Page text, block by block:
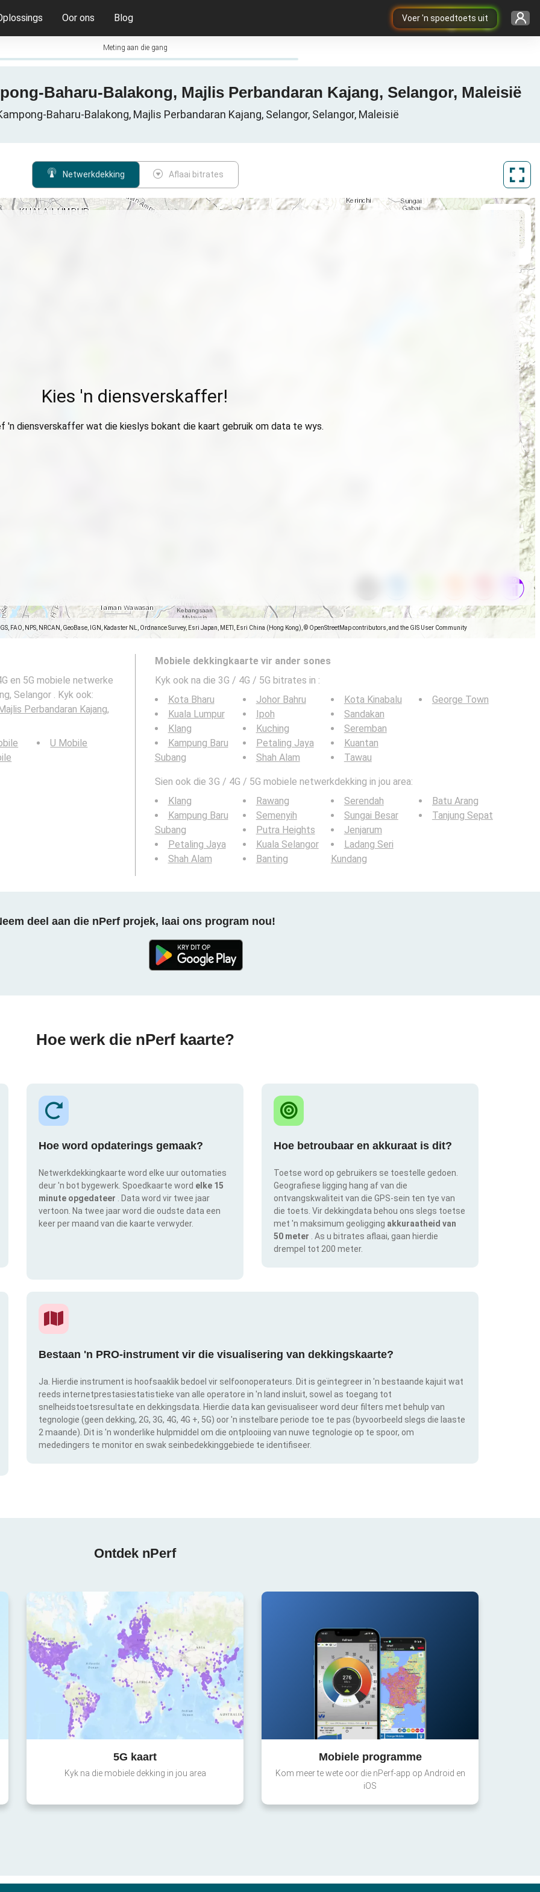
Voer 'n spoedtoets uit
Oor ons Blog
Meting aan die gang
Baharu-Balakong, Majlis Perbandaran Kajang, Selangor, Maleisië
Baharu-Balakong, Majlis Perbandaran Kajang, Selangor, Selangor, Maleisië
Netwerkdekking Aflaai bitrates
FAO, NPS, NRCAN, GeoBase, IGN, Kadaster NL, Ordnance Survey, Esri Japan, METI, Esri China (Hong Kong), © OpenStreetMap contributors, and the GIS User Community
Kies 'n diensverskaffer!
'n diensverskaffer wat die kieslys bokant die kaart gebruik om data te wys.
en 5G mobiele netwerke
Selangor . Kyk ook:
Perbandaran Kajang,
U Mobile
Mobiele dekkingkaarte vir ander sones
Kyk ook na die 3G / 4G / 5G bitrates in :
Kota Bharu
Kuala Lumpur
Klang
Kampung Baru
Subang
Johor Bahru
Ipoh
Kuching
Petaling Jaya
Shah Alam
Kota Kinabalu
Sandakan
Seremban
Kuantan
Tawau
George Town
Sien ook die 3G / 4G / 5G mobiele netwerkdekking in jou area:
Klang
Kampung Baru
Subang
Petaling Jaya
Shah Alam
Rawang
Semenyih
Putra Heights
Kuala Selangor
Banting
Serendah
Sungai Besar
Jenjarum
Ladang Seri
Kundang
Batu Arang
Tanjung Sepat
deel aan die nPerf projek, laai ons program nou!
Hoe werk die nPerf kaarte?
Hoe word opdaterings gemaak?
Netwerkdekkingkaarte word elke uur outomaties
deur 'n bot bygewerk. Spoedkaarte word elke 15
minute opgedateer
. Data word vir twee jaar
vertoon. Na twee jaar word die oudste data een
keer per maand van die kaarte verwyder.
Hoe betroubaar en akkuraat is dit?
Toetse word op gebruikers se toestelle gedoen.
Geografiese ligging hang af van die
ontvangskwaliteit van die GPS-sein ten tye van
die toets. Vir dekkingdata behou ons slegs toetse
met 'n maksimum geoligging akkuraatheid van
50 meter
. As u bitrates aflaai, gaan hierdie
drempel tot 200 meter.
Bestaan 'n PRO-instrument vir die visualisering van dekkingskaarte?
Ja. Hierdie instrument is hoofsaaklik bedoel vir selfoonoperateurs. Dit is geïntegreer in 'n bestaande kajuit wat
reeds internetprestasiestatistieke van alle operatore in 'n land insluit, sowel as toegang tot
snelheidstoetsresultate en dekkingsdata. Hierdie data kan gevisualiseer word deur filters met behulp van
tegnologie (geen dekking, 2G, 3G, 4G, 4G +, 5G) oor 'n instelbare periode toe te pas (byvoorbeeld slegs die laaste
2 maande). Dit is 'n wonderlike hulpmiddel om die ontplooiing van nuwe tegnologie op te spoor, om
mededingers te monitor en swak seinbedekkinggebiede te identifiseer.
Ontdek nPerf
5G kaart
Kyk na die mobiele dekking in jou area
Mobiele programme
Kom meer te wete oor die nPerf-app op Android en
iOS